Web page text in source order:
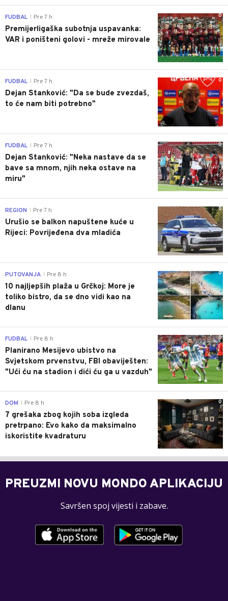
0
FUDBAL Pre 7 h
Premijerligaška subotnja uspavanka:
VAR i poništeni golovi - mreže mirovale
0
FUDBAL Pre 7 h
Dejan Stanković: "Da se bude zvezdaš,
to će nam biti potrebno"
0
FUDBAL Pre 7 h
Dejan Stanković: "Neka nastave da se
bave sa mnom, njih neka ostave na
miru"
0
REGION Pre 7 h
Urušio se balkon napuštene kuće u
Rijeci: Povrijeđena dva mladića
0
PUTOVANJA Pre 8 h
10 najljepših plaža u Grčkoj: More je
toliko bistro, da se dno vidi kao na
dlanu
0
FUDBAL Pre 8 h
Planirano Mesijevo ubistvo na
Svjetskom prvenstvu, FBI obaviješten:
"Ući ću na stadion i dići ću ga u vazduh"
0
DOM Pre 8 h
7 grešaka zbog kojih soba izgleda
pretrpano: Evo kako da maksimalno
iskoristite kvadraturu
PREUZMI NOVU MONDO APLIKACIJU
Savršen spoj vijesti i zabave.